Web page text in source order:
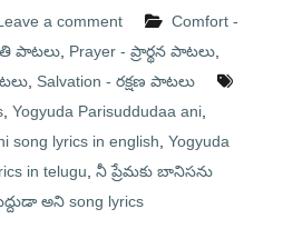
a comment
Comfort -
పాటలు, Prayer - ప్రార్థన పాటలు,
, Salvation - రక్షణ పాటలు
, Yogyuda Parisuddudaa ani,
song lyrics in english Yogyuda
in telugu నీ ప్రేమకు బానిసను
అని song lyrics